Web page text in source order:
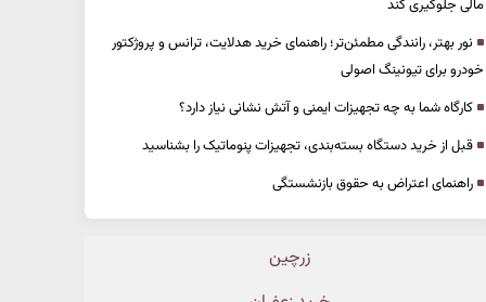
مالی جلوگیری کند
نور بهتر، رانندگی مطمئن‌تر؛ راهنمای خرید هدلایت، ترانس و پروژکتور
خودرو برای تیونینگ اصولی
کارگاه شما به چه تجهیزات ایمنی و آتش نشانی نیاز دارد؟
قبل از خرید دستگاه بسته‌بندی، تجهیزات پنوماتیک را بشناسید
راهنمای اعتراض به حقوق بازنشستگی
زرچین